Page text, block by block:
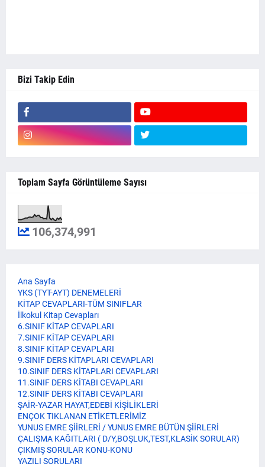
Bizi Takip Edin
Toplam Sayfa Görüntüleme Sayısı
106,374,991
Ana Sayfa
YKS (TYT-AYT) DENEMELERİ
KİTAP CEVAPLARI-TÜM SINIFLAR
İlkokul Kitap Cevapları
6.SINIF KİTAP CEVAPLARI
7.SINIF KİTAP CEVAPLARI
8.SINIF KİTAP CEVAPLARI
9.SINIF DERS KİTAPLARI CEVAPLARI
10.SINIF DERS KİTAPLARI CEVAPLARI
11.SINIF DERS KİTABI CEVAPLARI
12.SINIF DERS KİTABI CEVAPLARI
ŞAİR-YAZAR HAYAT,EDEBİ KİŞİLİKLERİ
ENÇOK TIKLANAN ETİKETLERİMİZ
YUNUS EMRE ŞİİRLERİ / YUNUS EMRE BÜTÜN ŞİİRLERİ
ÇALIŞMA KAĞITLARI ( D/Y,BOŞLUK,TEST,KLASİK SORULAR)
ÇIKMIŞ SORULAR KONU-KONU
YAZILI SORULARI